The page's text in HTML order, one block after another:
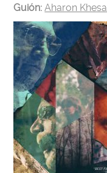
Guión:Aharon